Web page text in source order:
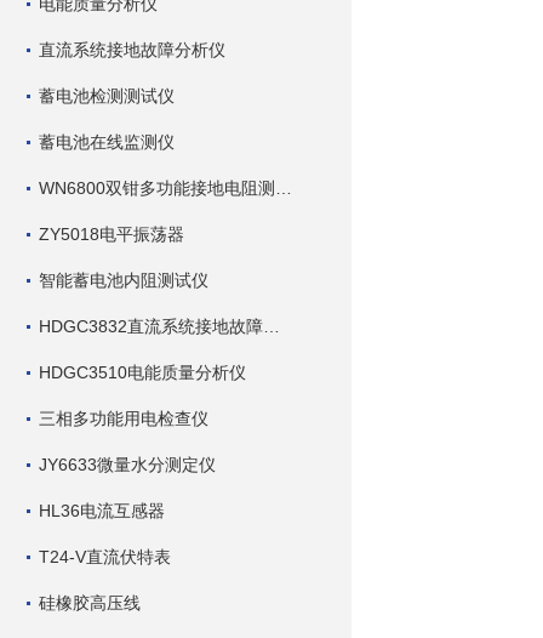
直流系统接地故障分析仪
蓄电池检测测试仪
蓄电池在线监测仪
ZY5018电平振荡器
智能蓄电池内阻测试仪
HDGC3510电能质量分析仪
三相多功能用电检查仪
JY6633微量水分测定仪
HL36电流互感器
T24-V直流伏特表
硅橡胶高压线